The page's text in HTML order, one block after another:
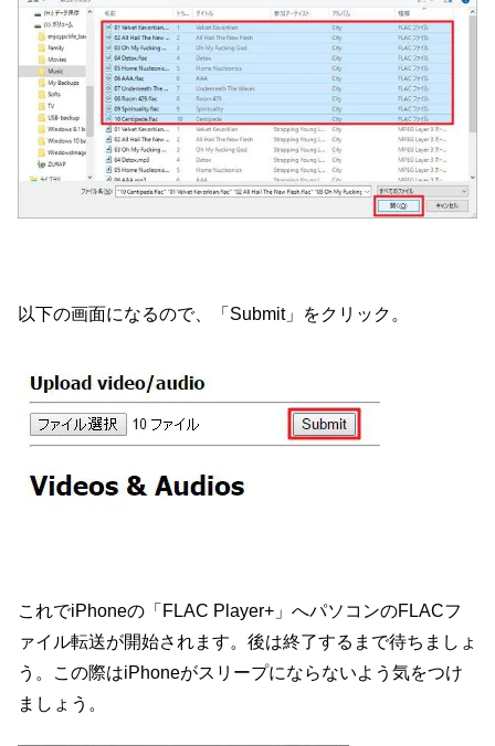
以下の画面になるので、「Submit」をクリック。
これでiPhoneの「FLAC Player+」へパソコンのFLACフ
ァイル転送が開始されます。後は終了するまで待ちましょ
う。この際はiPhoneがスリープにならないよう気をつけ
ましょう。